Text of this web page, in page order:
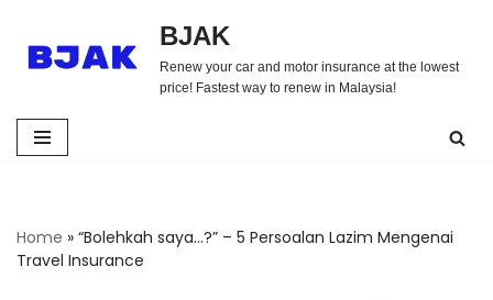
Skip
BJAK
Renew your car and motor insurance at the lowest
price! Fastest way to renew in Malaysia!
Home » “Bolehkah saya…?” – 5 Persoalan Lazim Mengenai
Travel Insurance